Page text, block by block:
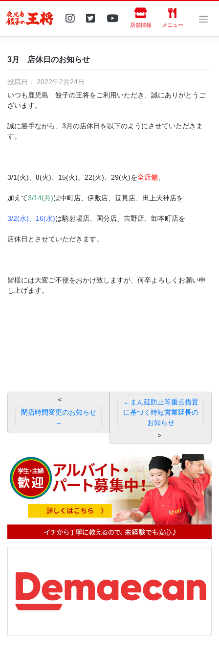
content
店舗情報 メニュー
3月 店休日のお知らせ
投稿日： 2022年2月24日
いつも鹿児島 餃子の王将をご利用いただき、誠にありがとうご
ざいます。
誠に勝手ながら、3月の店休日を以下のようにさせていただきま
す。
3/1(火)、8(火)、15(火)、22(火)、29(火)を全店舗
加えて3/14(月)は中町店、伊敷店、笹貫店、田上天神店を
3/2(水)、16(水)は騎射場店、国分店、吉野店、卸本町店を
店休日とさせていただきます。
皆様には大変ご不便をおかけ致しますが、何卒よろしくお願い申
し上げます。
ー
シ
まん延防止等重点措置
に基づく時短営業延長の
お知らせ
閉店時間変更のお知らせ